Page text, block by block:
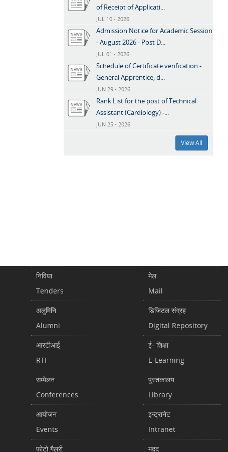
of Receipt of Applicati...
JUL 10 - 2026
Admission Notice for Academic Session
- August 2026 - Post D...
JUL 01 - 2026
Schedule of Certificate verification -
General Apprentice, d...
JUN 29 - 2026
Rank List for the post of Technical
Assistant (Cardiology) -...
JUN 25 - 2026
View All
निविधा
Tenders
अलुमिनि
Alumni
आरटीआई
RTI
सम्मेलन
Conferences
आयोजन
Events
फोटो गैलरी
मेल
Mail
डिजिटल संग्रह
Digital Repository
ई- शिक्षा
E-Learning
पुस्तकालय
Library
इन्ट्रानेट
Intranet
मदद